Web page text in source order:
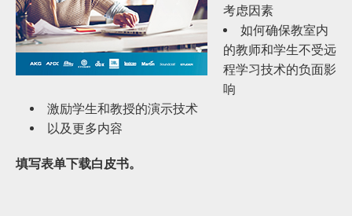
考虑因素
如何确保教室内
的教师和学生不受远
程学习技术的负面影
响
激励学生和教授的演示技术
以及更多内容
填写表单下载白皮书。